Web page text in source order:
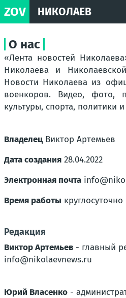
ZOV НИКОЛАЕВ
О нас
«Лента новостей
Николаева и
Новости Николаева из
военкоров. Видео, фото,
культуры, спорта, политики
ВладелецВиктор Артемьев
Дата создания 28.04.2022
Электронная почта
Время работы круглосуточно
Редакция
Виктор Артемьев - главный
info@nikolaevnews.ru
Юрий Власенко -